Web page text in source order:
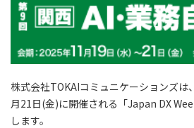
株式会社TOKAIコミュニケーションズ
月21日(金)に開催される「Japan DX
します。